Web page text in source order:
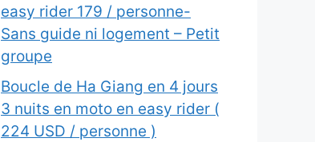
easy rider 179 / personne-
Sans guide ni logement – Petit
groupe
Boucle de Ha Giang en 4 jours
3 nuits en moto en easy rider (
224 USD / personne )